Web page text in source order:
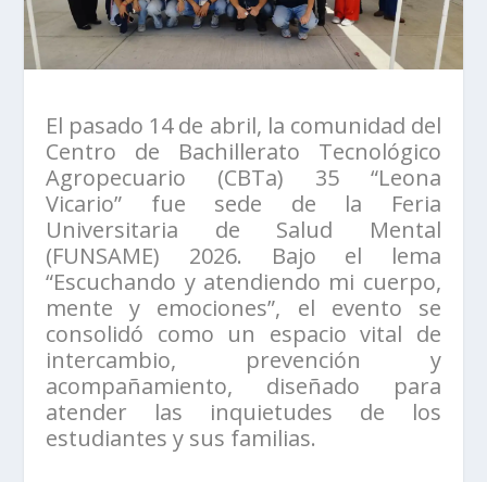
El pasado 14 de abril, la comunidad del
Centro de Bachillerato Tecnológico
Agropecuario (CBTa) 35 “Leona
Vicario” fue sede de la Feria
Universitaria de Salud Mental
(FUNSAME) 2026. Bajo el lema
“Escuchando y atendiendo mi cuerpo,
mente y emociones”, el evento se
consolidó como un espacio vital de
intercambio, prevención y
acompañamiento, diseñado para
atender las inquietudes de los
estudiantes y sus familias.